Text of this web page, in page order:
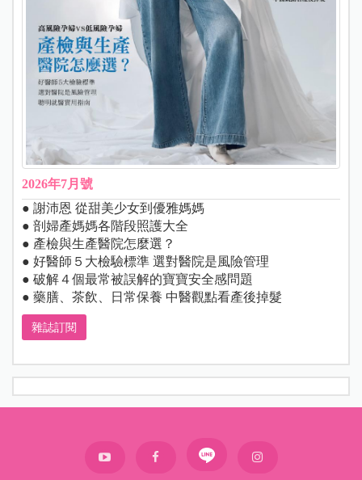
2026年7月號
● 謝沛恩 從甜美少女到優雅媽媽
● 剖婦產媽媽各階段照護大全
● 產檢與生產醫院怎麼選？
● 好醫師５大檢驗標準 選對醫院是風險管理
● 破解４個最常被誤解的寶寶安全感問題
● 藥膳、茶飲、日常保養 中醫觀點看產後掉髮
雜誌訂閱